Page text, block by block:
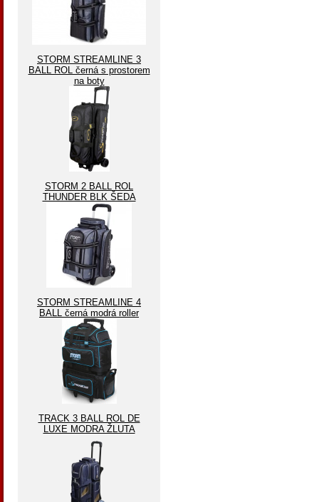
STORM STREAMLINE 3
BALL ROL černá s prostorem
na boty
STORM 2 BALL ROL
THUNDER BLK ŠEDA
STORM STREAMLINE 4
BALL černá modrá roller
TRACK 3 BALL ROL DE
LUXE MODRA ŽLUTA